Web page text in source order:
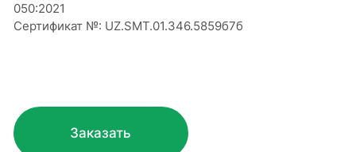
050:2021
Сертификат №: UZ.SMT.01.346.5859б7б
Заказать